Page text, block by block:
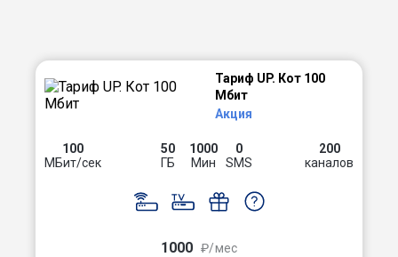
Тариф UP. Кот 100
Мбит
Акция
100
МБит/сек
50
ГБ
1000
Мин
0
SMS
200
каналов
1000 ₽/мес